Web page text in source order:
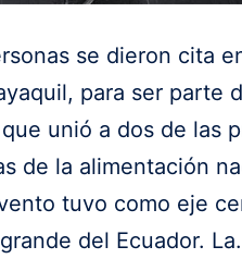
se dieron cita
para ser parte
unió a dos de las
de la alimentación
tuvo como eje
del Ecuador.